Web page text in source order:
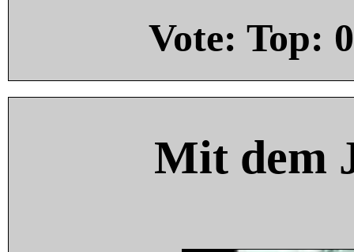
Vote: Top: 0
Mit dem